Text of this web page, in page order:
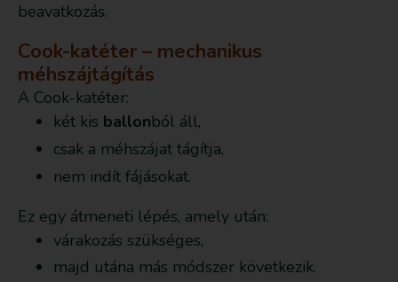
beavatkozás.
Cook-katéter – mechanikus
méhszájtágítás
A Cook-katéter:
két kis ballonból áll,
csak a méhszájat tágítja,
nem indít fájásokat.
Ez egy átmeneti lépés, amely után:
várakozás szükséges,
majd utána más módszer következik.